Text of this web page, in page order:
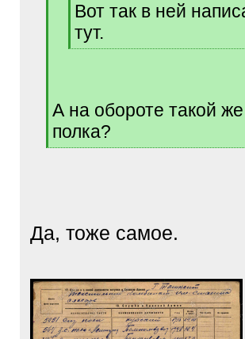
Вот так в ней
тут.
[
А на обороте такой
полка?
[
Да, тоже самое.